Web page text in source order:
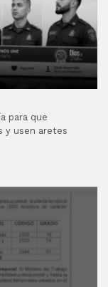
para que
y usen aretes